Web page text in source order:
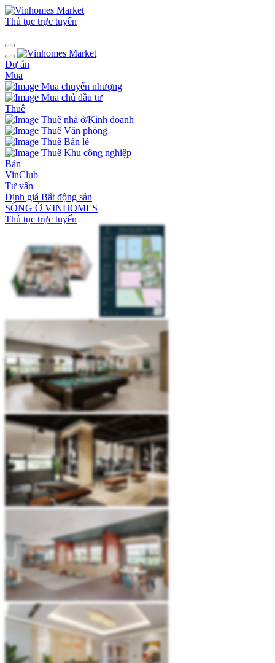
Thủ tục trực tuyến
Dự án
Mua
Mua chuyển nhượng
Mua chủ đầu tư
Thuê
Thuê nhà ở/Kinh doanh
Thuê Văn phòng
Thuê Bán lẻ
Thuê Khu công nghiệp
Bán
VinClub
Tư vấn
Định giá Bất động sản
SỐNG Ở VINHOMES
Thủ tục trực tuyến